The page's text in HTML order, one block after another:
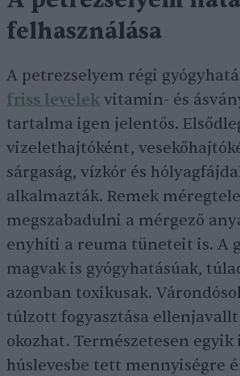
felhasználása
A petrezselyem régi
friss levelek vitamin- és
tartalma igen jelentős.
vizelethajtóként,
sárgaság, vízkór és
alkalmazták. Remek
megszabadulni a mérgező
enyhíti a reuma tüneteit is. A
magvak is gyógyhatásúak,
azonban toxikusak.
túlzott fogyasztása
okozhat. Természetesen
húslevesbe tett mennyiségre